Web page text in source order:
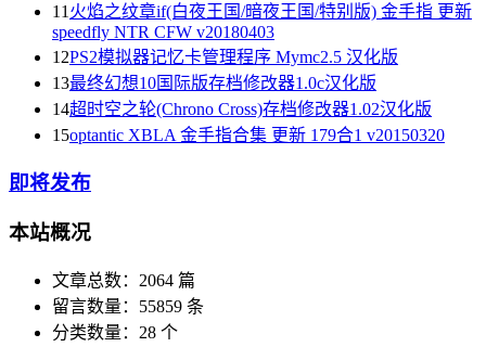
11 火焰之纹章if(白夜王国/暗夜王国/特别版) 金手指 更新
speedfly NTR CFW v20180403
12PS2模拟器记忆卡管理程序 Mymc2.5 汉化版
13最终幻想10国际版存档修改器1.0c汉化版
14超时空之轮(Chrono Cross)存档修改器1.02汉化版
15optantic XBLA 金手指合集 更新 179合1 v20150320
即将发布
本站概况
文章总数：2064 篇
留言数量：55859 条
分类数量：28 个